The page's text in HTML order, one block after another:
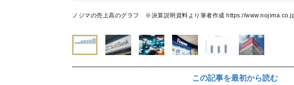
ノジマの売上高のグラフ ※決算説明資料より筆者作成 https://
この記事を最初から読む